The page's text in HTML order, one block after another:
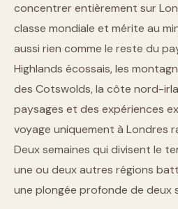
concentrer entièrement sur
classe mondiale et mérite au
aussi rien comme le reste du
Highlands écossais, les
des Cotswolds, la côte nord-
paysages et des expériences
voyage uniquement à Londres
Deux semaines qui divisent le
une ou deux autres régions
une plongée profonde de deux